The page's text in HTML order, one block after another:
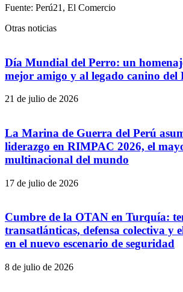
Fuente: Perú21, El Comercio
Otras noticias
Día Mundial del Perro: un
mejor amigo y al legado canino del
21 de julio de 2026
La Marina de Guerra del Perú
liderazgo en RIMPAC 2026, el
multinacional del mundo
17 de julio de 2026
Cumbre de la OTAN en Turquía:
transatlánticas, defensa colectiva y
en el nuevo escenario de seguridad
8 de julio de 2026